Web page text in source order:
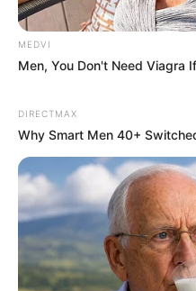
$20,000 In Personal
Every Single Month
MEDVI
Men, You Don't Need Viagra
DIRECTMAX
Why Smart Men 40+